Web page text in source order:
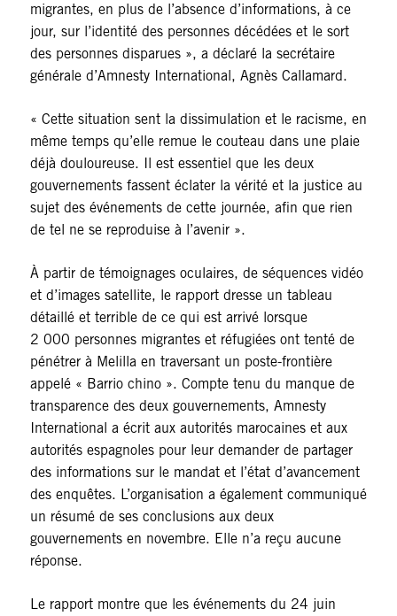
migrantes, en plus de l’absence d’informations, à ce
jour, sur l’identité des personnes décédées et le sort
des personnes disparues », a déclaré la secrétaire
générale d’Amnesty International, Agnès Callamard.
« Cette situation sent la dissimulation et le racisme, en
même temps qu’elle remue le couteau dans une plaie
déjà douloureuse. Il est essentiel que les deux
gouvernements fassent éclater la vérité et la justice au
sujet des événements de cette journée, afin que rien
de tel ne se reproduise à l’avenir ».
À partir de témoignages oculaires, de séquences vidéo
et d’images satellite, le rapport dresse un tableau
détaillé et terrible de ce qui est arrivé lorsque
2 000 personnes migrantes et réfugiées ont tenté de
pénétrer à Melilla en traversant un poste-frontière
appelé « Barrio chino ». Compte tenu du manque de
transparence des deux gouvernements, Amnesty
International a écrit aux autorités marocaines et aux
autorités espagnoles pour leur demander de partager
des informations sur le mandat et l’état d’avancement
des enquêtes. L’organisation a également communiqué
un résumé de ses conclusions aux deux
gouvernements en novembre. Elle n’a reçu aucune
réponse.
Le rapport montre que les événements du 24 juin